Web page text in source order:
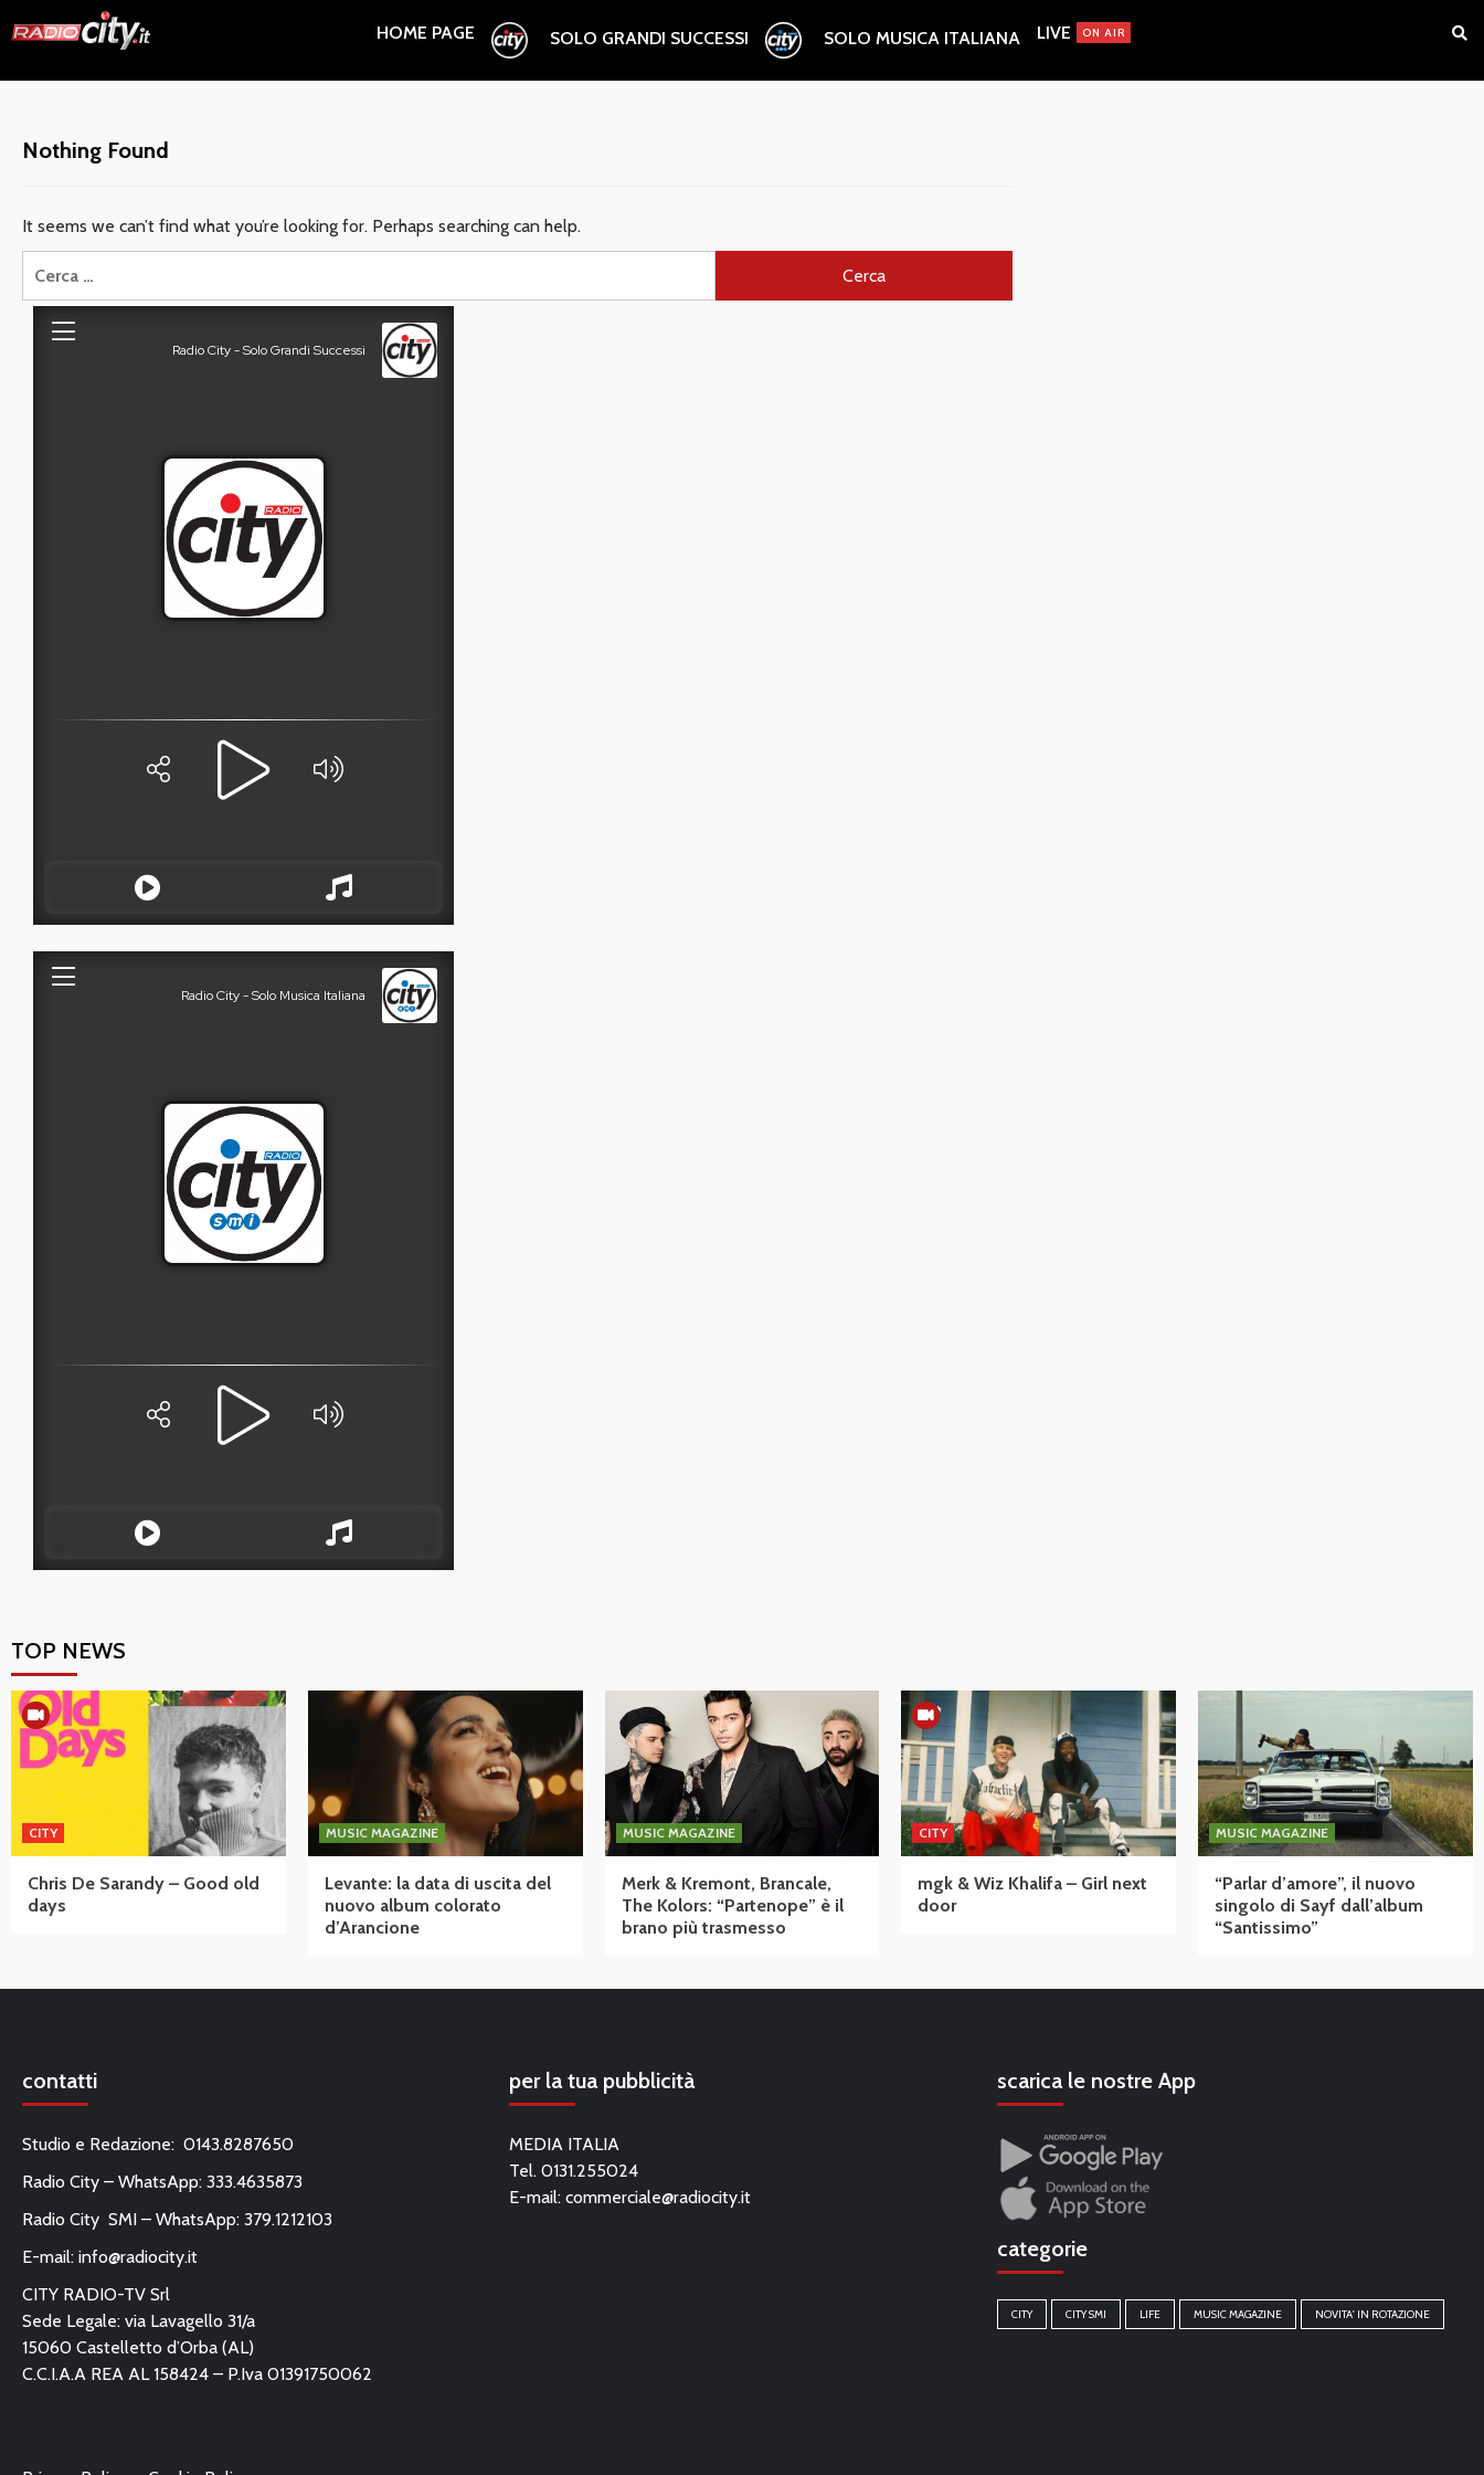
to
HOME PAGE SOLO GRANDI SUCCESSI SOLO MUSICA ITALIANA LIVE ON AIR
Nothing Found
It seems we can’t find what you’re looking for. Perhaps searching can help.
per:
TOP NEWS
CITY
Chris De Sarandy – Good old
days
MUSIC MAGAZINE
Levante: la data di uscita del
nuovo album colorato
d’Arancione
MUSIC MAGAZINE
Merk & Kremont, Brancale,
The Kolors: “Partenope” è il
brano più trasmesso
CITY
mgk & Wiz Khalifa – Girl next
door
MUSIC MAGAZINE
“Parlar d’amore”, il nuovo
singolo di Sayf dall’album
“Santissimo”
contatti
Studio e Redazione: 0143.8287650
Radio City – WhatsApp: 333.4635873
Radio City SMI – WhatsApp: 379.1212103
E-mail: info@radiocity.it
CITY RADIO-TV Srl
Sede Legale: via Lavagello 31/a
15060 Castelletto d’Orba (AL)
C.C.I.A.A REA AL 158424 – P.Iva 01391750062
per la tua pubblicità
MEDIA ITALIA
Tel. 0131.255024
E-mail:commerciale@radiocity.it
scarica le nostre App
categorie
CITY CITY SMI LIFE MUSIC MAGAZINE NOVITA' IN ROTAZIONE